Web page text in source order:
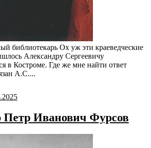
библиотекарь Ох уж эти краеведческие
Александру Сергеевичу
в Костроме. Где же мне найти ответ
А.С....
Петр Иванович Фурсов